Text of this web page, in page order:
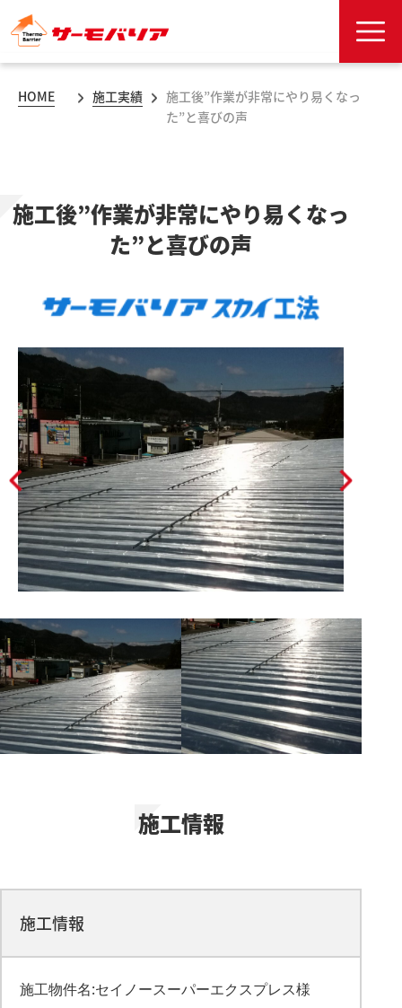
HOME 施工実績
施工後”作業が非常にやり易くなっ
た”と喜びの声
施工後”作業が非常にやり易くなっ
た”と喜びの声
施工情報
施工情報
施工物件名:セイノースーパーエクスプレス様